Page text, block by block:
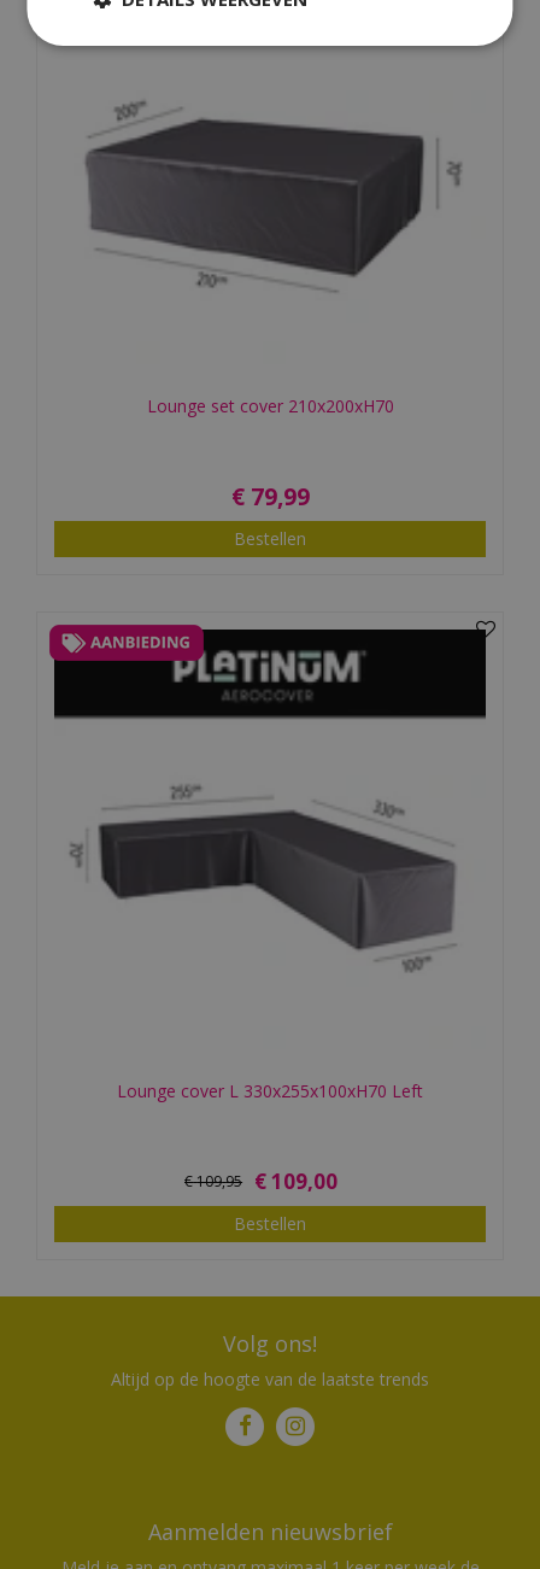
Lounge set cover 210x200xH70
€ 79,99
Bestellen
Lounge cover L 330x255x100xH70 Left
€109,95 €109,00
Bestellen
Volg ons!
Altijd op de hoogte van de laatste trends
Aanmelden nieuwsbrief